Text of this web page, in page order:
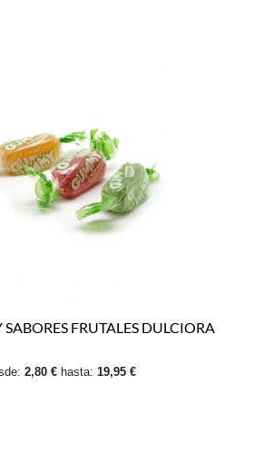
FRUTALES DULCIORA
2,80 € hasta: 19,95 €